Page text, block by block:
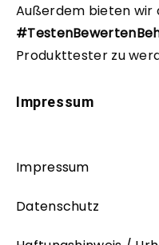
Außerdem bieten wir
Produkttester zu
Impressum
Impressum
Datenschutz